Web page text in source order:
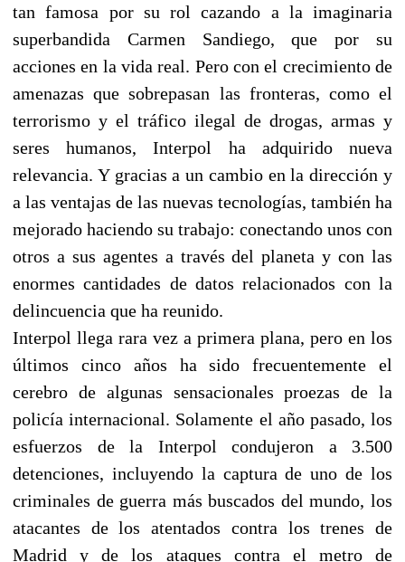
tan famosa por su rol cazando a la imaginaria
superbandida Carmen Sandiego, que por su
acciones en la vida real. Pero con el crecimiento de
amenazas que sobrepasan las fronteras, como el
terrorismo y el tráfico ilegal de drogas, armas y
seres humanos, Interpol ha adquirido nueva
relevancia. Y gracias a un cambio en la dirección y
a las ventajas de las nuevas tecnologías, también ha
mejorado haciendo su trabajo: conectando unos con
otros a sus agentes a través del planeta y con las
enormes cantidades de datos relacionados con la
delincuencia que ha reunido.
Interpol llega rara vez a primera plana, pero en los
últimos cinco años ha sido frecuentemente el
cerebro de algunas sensacionales proezas de la
policía internacional. Solamente el año pasado, los
esfuerzos de la Interpol condujeron a 3.500
detenciones, incluyendo la captura de uno de los
criminales de guerra más buscados del mundo, los
atacantes de los atentados contra los trenes de
Madrid y de los ataques contra el metro de